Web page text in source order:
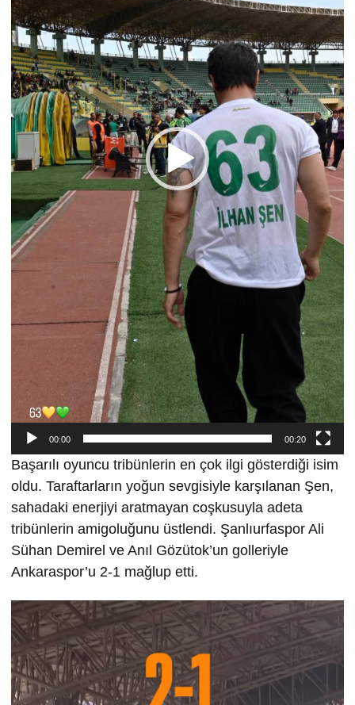
00:00 00:20
Başarılı oyuncu tribünlerin en çok ilgi gösterdiği isim
oldu. Taraftarların yoğun sevgisiyle karşılanan Şen,
sahadaki enerjiyi aratmayan coşkusuyla adeta
tribünlerin amigoluğunu üstlendi. Şanlıurfaspor Ali
Sühan Demirel ve Anıl Gözütok’un golleriyle
Ankaraspor’u 2-1 mağlup etti.
Video
oynatıcı